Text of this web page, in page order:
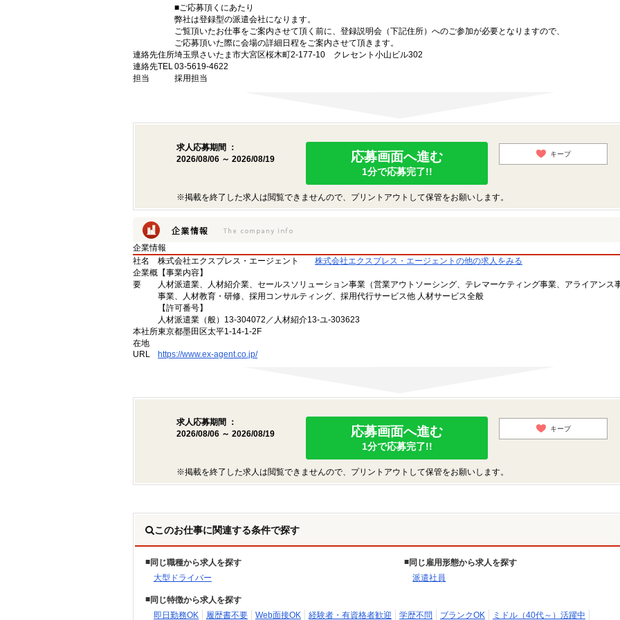
■ご応募頂くにあたり
弊社は登録型の派遣会社になります。
ご覧頂いたお仕事をご案内させて頂く前に、登録説明会（下記住所）へのご参加が必要となりますので、
ご応募頂いた際に会場の詳細日程をご案内させて頂きます。
連絡先住所埼玉県さいたま市大宮区桜木町2-177-10 クレセント小山ビル302
連絡先TEL03-5619-4622
担当
採用担当
求人応募期間 ：
2026/08/06 ～ 2026/08/19
応募画面へ進む
1分で応募完了!!
キープ
※掲載を終了した求人は閲覧できませんので、プリントアウトして保管をお願いします。
企業情報
社名
株式会社エクスプレス・エージェント
株式会社エクスプレス・エージェントの他の求人をみる
企業概
要
【事業内容】
人材派遣業、人材紹介業、セールスソリューション事業（営業アウトソーシング、テレマーケティング事業、アライアンス
事業、人材教育・研修、採用コンサルティング、採用代行サービス他 人材サービス全般
【許可番号】
人材派遣業（般）13-304072／人材紹介13-ユ-303623
本社所
在地
東京都墨田区太平1-14-1-2F
URL https://www.ex-agent.co.jp/
求人応募期間 ：
2026/08/06 ～ 2026/08/19
応募画面へ進む
1分で応募完了!!
キープ
※掲載を終了した求人は閲覧できませんので、プリントアウトして保管をお願いします。
このお仕事に関連する条件で探す
同じ職種から求人を探す
大型ドライバー
同じ雇用形態から求人を探す
派遣社員
同じ特徴から求人を探す
即日勤務OK
履歴書不要 Web面接OK 経験者・有資格者歓迎 学歴不問 ブランクOK ミドル（40代～）活躍中